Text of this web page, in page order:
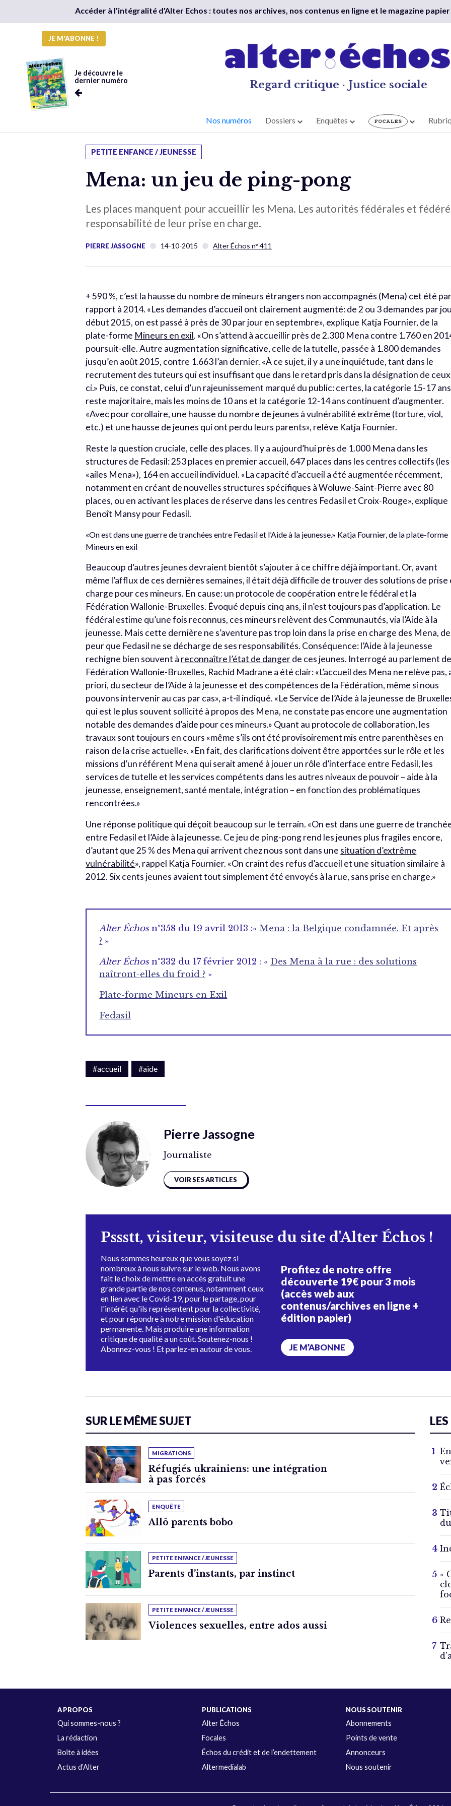
Accéder à l'intégralité d'Alter Echos : toutes nos archives, nos contenus en ligne et le magazine papier
JE M'ABONNE !
Je découvre le
dernier numéro
Regard critique · Justice sociale
Nos numéros Dossiers Enquêtes
PETITE ENFANCE / JEUNESSE
Mena: un jeu de ping-pong
Les places manquent pour accueillir les Mena. Les autorités fédérales et
responsabilité de leur prise en charge.
PIERRE JASSOGNE 14-10-2015 Alter Échos n° 411
+ 590 %, c’est la hausse du nombre de mineurs étrangers non accompagnés (Mena) cet été par
rapport à 2014. «Les demandes d’accueil ont clairement augmenté: de 2 ou 3 demandes par
début 2015, on est passé à près de 30 par jour en septembre», explique Katja Fournier, de la
plate-forme Mineurs en exil. «On s’attend à accueillir près de 2.300 Mena contre 1.760 en
poursuit-elle. Autre augmentation significative, celle de la tutelle, passée à 1.800 demandes
jusqu’en août 2015, contre 1.663 l’an dernier. «À ce sujet, il y a une inquiétude, tant dans le
recrutement des tuteurs qui est insuffisant que dans le retard pris dans la désignation de
ci.» Puis, ce constat, celui d’un rajeunissement marqué du public: certes, la catégorie 15-17 ans
reste majoritaire, mais les moins de 10 ans et la catégorie 12-14 ans continuent d’augmenter.
«Avec pour corollaire, une hausse du nombre de jeunes à vulnérabilité extrême (torture, viol,
etc.) et une hausse de jeunes qui ont perdu leurs parents», relève Katja Fournier.
Reste la question cruciale, celle des places. Il y a aujourd’hui près de 1.000 Mena dans les
structures de Fedasil: 253 places en premier accueil, 647 places dans les centres collectifs (les
«ailes Mena»), 164 en accueil individuel. «La capacité d’accueil a été augmentée récemment,
notamment en créant de nouvelles structures spécifiques à Woluwe-Saint-Pierre avec 80
places, ou en activant les places de réserve dans les centres Fedasil et Croix-Rouge», explique
Benoît Mansy pour Fedasil.
«On est dans une guerre de tranchées entre Fedasil et l’Aide à la jeunesse.» Katja Fournier, de la plate-forme
Mineurs en exil
Beaucoup d’autres jeunes devraient bientôt s’ajouter à ce chiffre déjà important. Or, avant
même l’afflux de ces dernières semaines, il était déjà difficile de trouver des solutions de prise
charge pour ces mineurs. En cause: un protocole de coopération entre le fédéral et la
Fédération Wallonie-Bruxelles. Évoqué depuis cinq ans, il n’est toujours pas d’application. Le
fédéral estime qu’une fois reconnus, ces mineurs relèvent des Communautés, via l’Aide à la
jeunesse. Mais cette dernière ne s’aventure pas trop loin dans la prise en charge des Mena, de
peur que Fedasil ne se décharge de ses responsabilités. Conséquence: l’Aide à la jeunesse
rechigne bien souvent à reconnaître l’état de dangerde ces jeunes. Interrogé au parlement
Fédération Wallonie-Bruxelles, Rachid Madrane a été clair: «L’accueil des Mena ne relève pas,
priori, du secteur de l’Aide à la jeunesse et des compétences de la Fédération, même si nous
pouvons intervenir au cas par cas», a-t-il indiqué. «Le Service de l’Aide à la jeunesse de
qui est le plus souvent sollicité à propos des Mena, ne constate pas encore une augmentation
notable des demandes d’aide pour ces mineurs.» Quant au protocole de collaboration, les
travaux sont toujours en cours «même s’ils ont été provisoirement mis entre parenthèses en
raison de la crise actuelle». «En fait, des clarifications doivent être apportées sur le rôle et les
missions d’un référent Mena qui serait amené à jouer un rôle d’interface entre Fedasil, les
services de tutelle et les services compétents dans les autres niveaux de pouvoir – aide à la
jeunesse, enseignement, santé mentale, intégration – en fonction des problématiques
rencontrées.»
Une réponse politique qui déçoit beaucoup sur le terrain. «On est dans une guerre de
entre Fedasil et l’Aide à la jeunesse. Ce jeu de ping-pong rend les jeunes plus fragiles encore,
d’autant que 25 % des Mena qui arrivent chez nous sont dans une situation d’extrême
vulnérabilité», rappel Katja Fournier. «On craint des refus d’accueil et une situation similaire à
2012. Six cents jeunes avaient tout simplement été envoyés à la rue, sans prise en charge.»
Alter Échosn°358 du 19 avril 2013 :« Mena : la Belgique condamnée. Et après
? »
Alter Échosn°332 du 17 février 2012 : « Des Mena à la rue : des solutions
naîtront-elles du froid ? »
Plate-forme Mineurs en Exil
Fedasil
#accueil #aide
Pierre Jassogne
Journaliste
VOIR SES ARTICLES
Pssstt, visiteur, visiteuse du site d'Alter Échos !
Nous sommes heureux que vous soyez si
nombreux à nous suivre sur le web. Nous avons
fait le choix de mettre en accès gratuit une
grande partie de nos contenus, notamment ceux
en lien avec le Covid-19, pour le partage, pour
l'intérêt qu'ils représentent pour la collectivité,
et pour répondre à notre mission d'éducation
permanente. Mais produire une information
critique de qualité a un coût. Soutenez-nous !
Abonnez-vous ! Et parlez-en autour de vous.
Profitez de notre offre
découverte 19€ pour 3 mois
(accès web aux
contenus/archives en ligne +
édition papier)
JE M’ABONNE
SUR LE MÊME SUJET
MIGRATIONS
Réfugiés ukrainiens: une intégration
à pas forcés
ENQUÊTE
Allô parents bobo
PETITE ENFANCE / JEUNESSE
Parents d’instants, par instinct
PETITE ENFANCE / JEUNESSE
Violences sexuelles, entre ados aussi
«
A PROPOS
Qui sommes-nous ?
La rédaction
Boîte à idées
Actus d’Alter
PUBLICATIONS
Alter Échos
Focales
Échos du crédit et de l’endettement
Altermedialab
NOUS SOUTENIR
Abonnements
Points de vente
Annonceurs
Nous soutenir